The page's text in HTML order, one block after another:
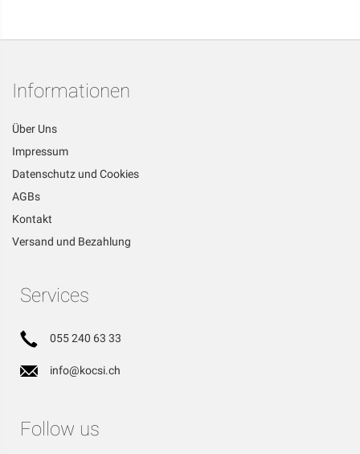
Informationen
Über Uns
Impressum
Datenschutz und Cookies
AGBs
Kontakt
Versand und Bezahlung
Services
055 240 63 33
info@kocsi.ch
Follow us